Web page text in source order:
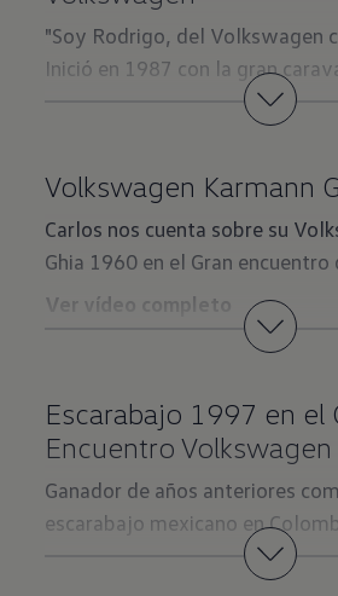
"Soy Rodrigo, del Volkswagen
Inició en 1987 con la gran
Volkswagen Karmann
Carlos nos cuenta sobre su
Ghia 1960 en el Gran
Ver vídeo completo
Escarabajo 1997 en el
Encuentro Volkswagen
Ganador de años anteriores
escarabajo mexicano en